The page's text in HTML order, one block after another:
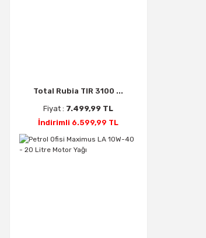
Total Rubia TIR 3100 ...
Fiyat : 7.499,99 TL
İndirimli 6.599,99 TL